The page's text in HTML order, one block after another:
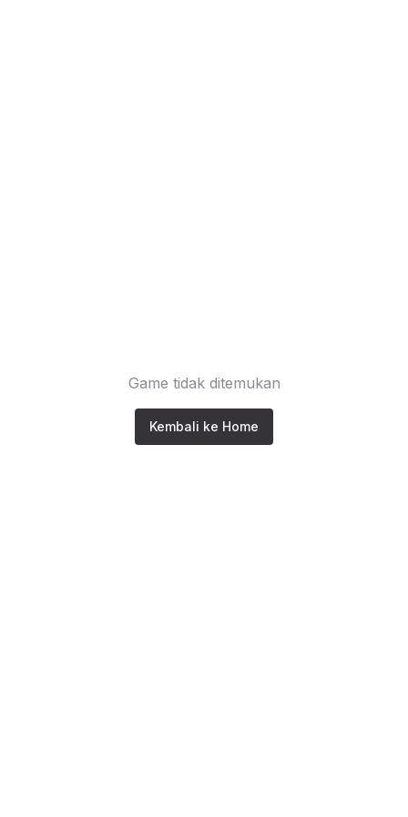
Game tidak ditemukan
Kembali ke Home